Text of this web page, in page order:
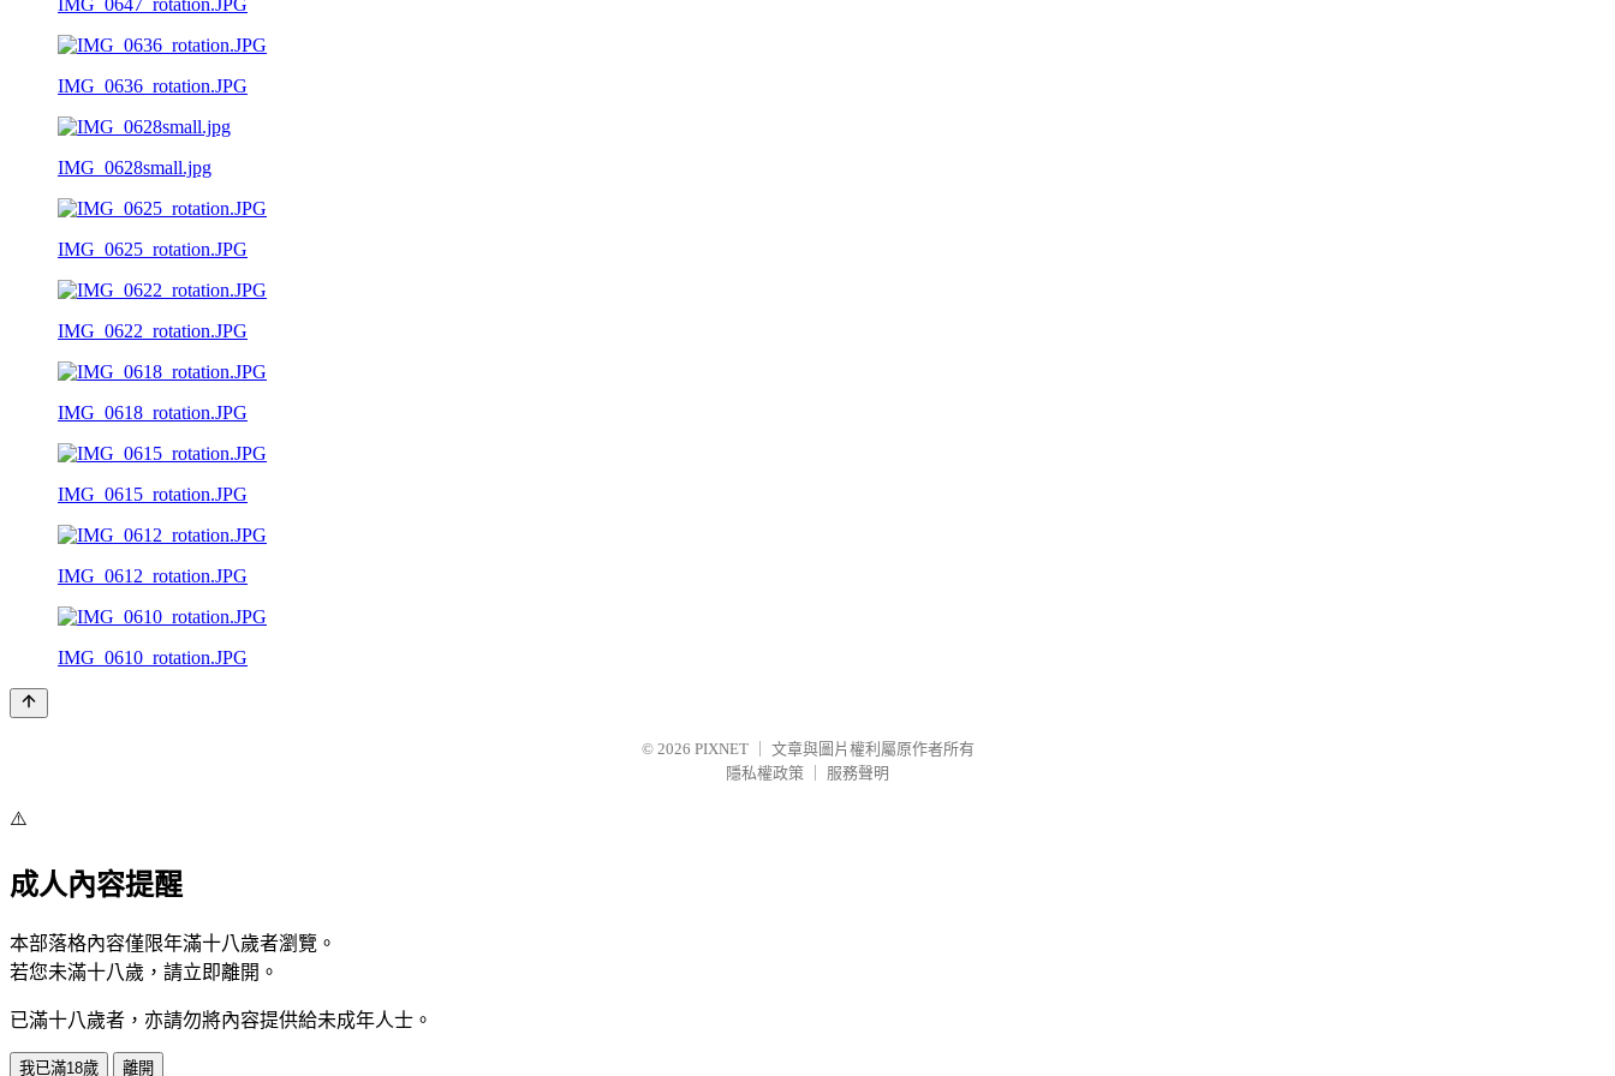
IMG_0636_rotation.JPG
IMG_0628small.jpg
IMG_0625_rotation.JPG
IMG_0622_rotation.JPG
IMG_0618_rotation.JPG
IMG_0615_rotation.JPG
IMG_0612_rotation.JPG
IMG_0610_rotation.JPG
© 2026 PIXNET
文章與圖片權利屬原作者所有
隱私權政策
服務聲明
⚠️
成人內容提醒
本部落格內容僅限年滿十八歲者瀏覽。
若您未滿十八歲，請立即離開。
已滿十八歲者，亦請勿將內容提供給未成年人士。
我已滿18歲 離開